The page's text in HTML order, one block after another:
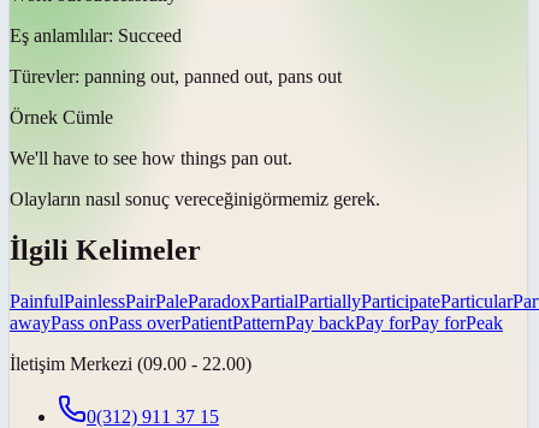
Eş anlamlılar: Succeed
Türevler: panning out, panned out, pans out
Örnek Cümle
We'll have to see how things pan out.
Olayların nasıl sonuç vereceğinigörmemiz gerek.
İlgili Kelimeler
PainfulPainlessPairPaleParadoxPartialPartiallyParticipateParticular
awayPass onPass overPatientPatternPay backPay forPay forPeak
İletişim Merkezi (09.00 - 22.00)
0(312) 911 37 15